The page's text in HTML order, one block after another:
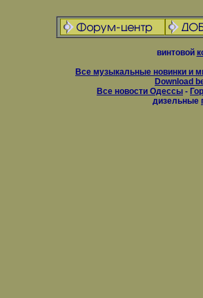
винтовой
Все музыкальные новинки и
Download
Все новости Одессы -
дизельные